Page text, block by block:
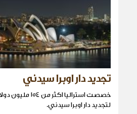
تجديد دار اوبرا سيدني
خصصت استراليا اكثر من
لتجديد دار اوبرا سيدني.